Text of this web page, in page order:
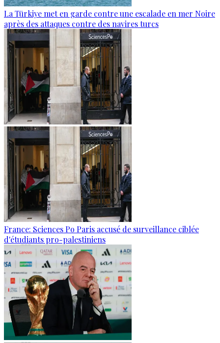
La Türkiye met en garde contre une escalade en mer Noire
après des attaques contre des navires turcs
France: Sciences Po Paris accusé de surveillance ciblée
d'étudiants pro-palestiniens